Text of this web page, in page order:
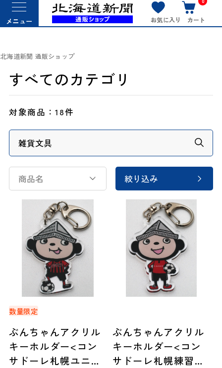
メニュー お気に入り カート
北海道新聞 通販ショップ
すべてのカテゴリ
対象商品：18件
商品名 絞り込み
数量限定
ぶんちゃんアクリル
キーホルダー<コン
サドーレ札幌ユニフ
ぶんちゃんアクリル
キーホルダー<コン
サドーレ札幌練習着